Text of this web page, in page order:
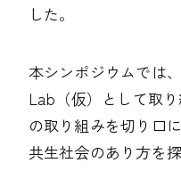
した。
本シンポジウムでは
Lab（仮）として取
の取り組みを切り口
共生社会のあり方を探